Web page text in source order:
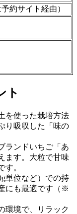
約サイト経由）
ト
を使った栽培方法
り吸収した「味の
ランドいちご「あ
ます。大粒で甘味
す。
単位など）での持
にも最適です（※
環境で、リラック